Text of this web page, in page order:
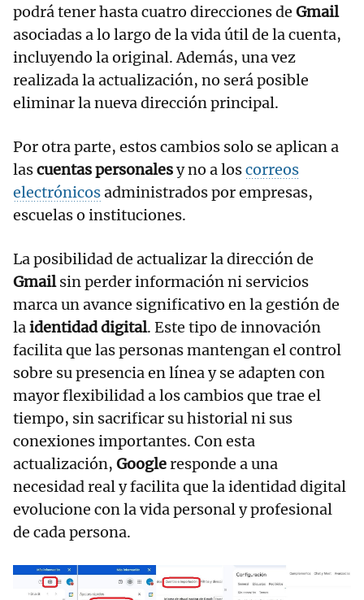
podrá tener hasta cuatro direcciones de Gmail
asociadas a lo largo de la vida útil de la cuenta,
incluyendo la original. Además, una vez
realizada la actualización, no será posible
eliminar la nueva dirección principal.
Por otra parte, estos cambios solo se aplican a
lascuentas personalesy no a loscorreos
electrónicosadministrados por empresas,
escuelas o instituciones.
La posibilidad de actualizar la dirección de
Gmailsin perder información ni servicios
marca un avance significativo en la gestión de
laidentidad digital. Este tipo de innovación
facilita que las personas mantengan el control
sobre su presencia en línea y se adapten con
mayor flexibilidad a los cambios que trae el
tiempo, sin sacrificar su historial ni sus
conexiones importantes. Con esta
actualización, Googleresponde a una
necesidad real y facilita que la identidad digital
evolucione con la vida personal y profesional
de cada persona.